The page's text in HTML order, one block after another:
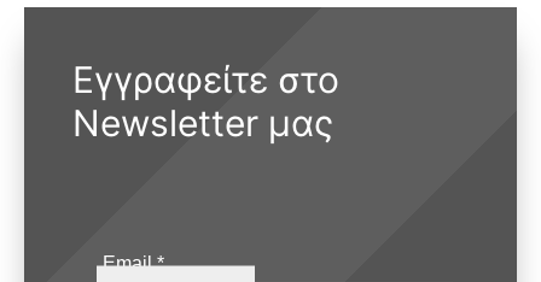
Εγγραφείτε στο
Newsletter μας